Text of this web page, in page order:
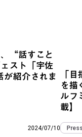
“話すこと
スト「宇佐
紹介されま
2024/07/10
「
を
ル
載】
Press